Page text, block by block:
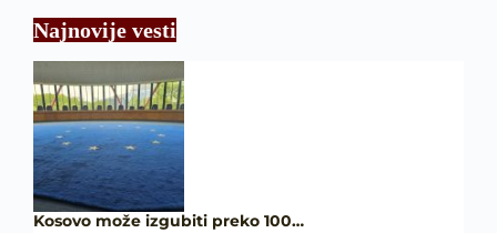
Najnovije vesti
Kosovo može izgubiti preko 100…